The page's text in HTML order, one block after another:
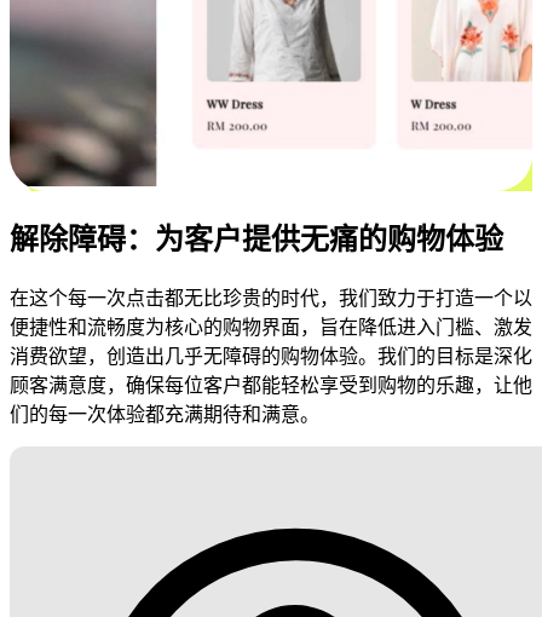
解除障碍：为客户提供无痛的购物体验
在这个每一次点击都无比珍贵的时代，我们致力于打造一个以
便捷性和流畅度为核心的购物界面，旨在降低进入门槛、激发
消费欲望，创造出几乎无障碍的购物体验。我们的目标是深化
顾客满意度，确保每位客户都能轻松享受到购物的乐趣，让他
们的每一次体验都充满期待和满意。